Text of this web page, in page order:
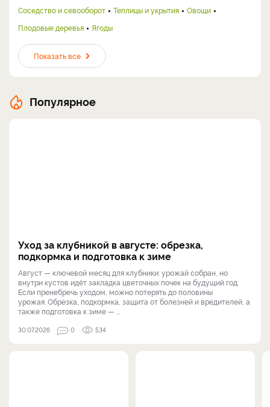
Соседство и севооборот Теплицы и укрытия
Овощи
Плодовые деревья
Ягоды
Показать все
Популярное
Уход за клубникой в августе: обрезка,
подкормка и подготовка к зиме
Август — ключевой месяц для клубники: урожай собран, но
внутри кустов идёт закладка цветочных почек на будущий год.
Если пренебречь уходом, можно потерять до половины
урожая. Обрезка, подкормка, защита от болезней и вредителей, а
также подготовка к зиме — ...
30.07.2026 0 534